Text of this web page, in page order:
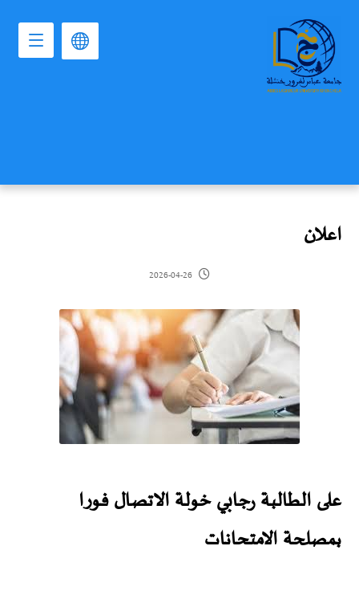
اعلان
2026-04-26
على الطالبة رجابي خولة الاتصال فورا
بمصلحة الامتحانات